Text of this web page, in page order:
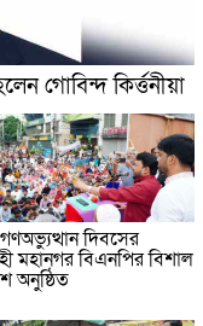
গোবিন্দ কির্ত্তনীয়া
দিবসের
মহানগর বিএনপির বিশাল
অনুষ্ঠিত